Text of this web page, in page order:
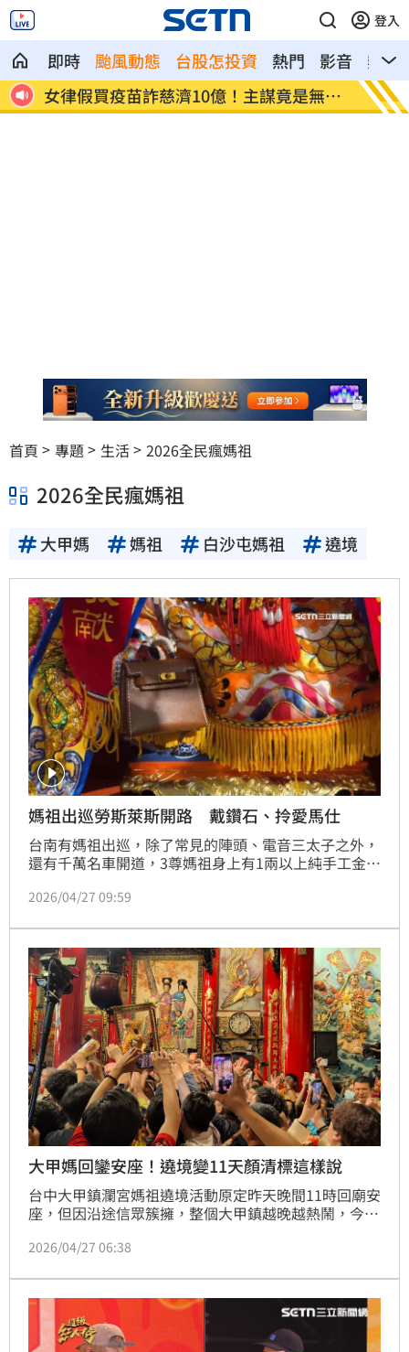
登入
即時 颱風動態 台股怎投資 熱門 影音
熱搜
業
胡瓜保險箱百萬現金消失 鬆口驚人內幕
上班
法
首頁 專題 生活 2026全民瘋媽祖
2026全民瘋媽祖
大甲媽 媽祖 白沙屯媽祖 遶境
媽祖出巡勞斯萊斯開路 戴鑽石、拎愛馬仕
台南有媽祖出巡，除了常見的陣頭、電音三太子之外，
還有千萬名車開道，3尊媽祖身上有1兩以上純手工金
媽祖「水水繞境」。
2026/04/27 09:59
大甲媽回鑾安座！遶境變11天顏清標這樣說
台中大甲鎮瀾宮媽祖遶境活動原定昨天晚間11時回廟安
座，但因沿途信眾簇擁，整個大甲鎮越晚越熱鬧，今天
2026/04/27 06:38